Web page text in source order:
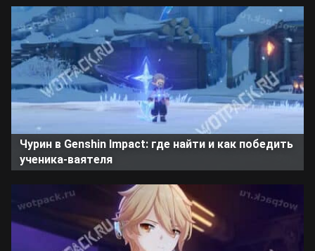
Чурин в Genshin Impact: где найти и как победить
ученика-ваятеля